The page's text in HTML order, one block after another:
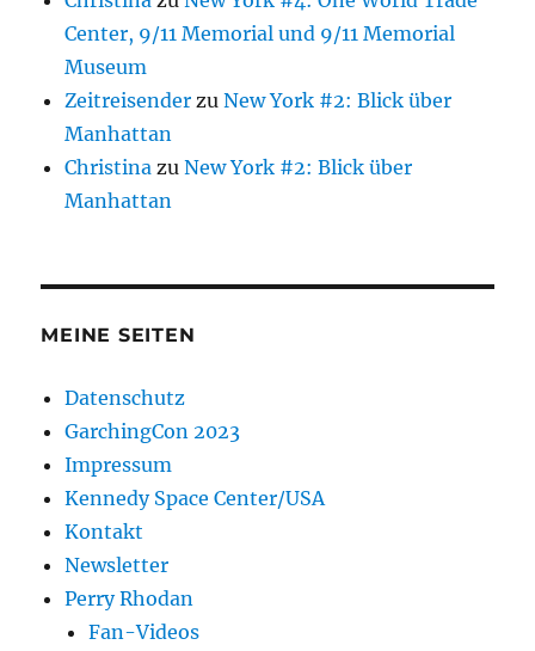
Center, 9/11 Memorial und 9/11 Memorial
Museum
Zeitreisender zuNew York #2: Blick über
Manhattan
Christina zuNew York #2: Blick über
Manhattan
MEINE SEITEN
Datenschutz
GarchingCon 2023
Impressum
Kennedy Space Center/USA
Kontakt
Newsletter
Perry Rhodan
Fan-Videos